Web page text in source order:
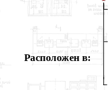
Расположен в: